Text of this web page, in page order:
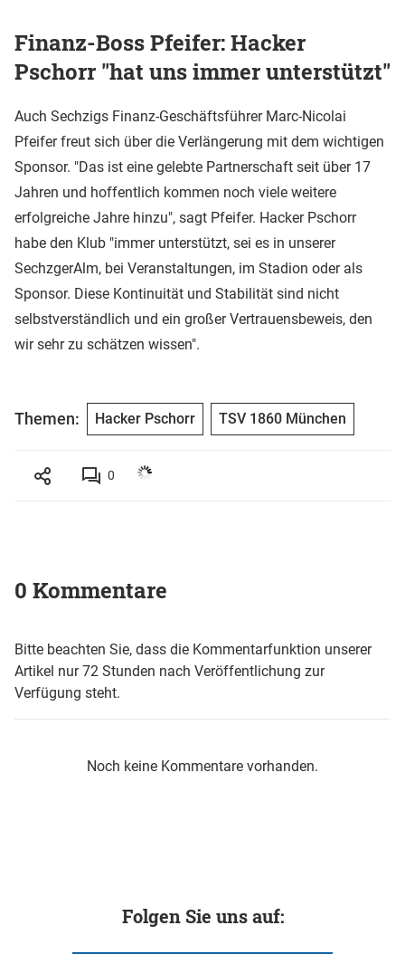
Finanz-Boss Pfeifer: Hacker
Pschorr "hat uns immer unterstützt"
Auch Sechzigs Finanz-Geschäftsführer Marc-Nicolai
Pfeifer freut sich über die Verlängerung mit dem wichtigen
Sponsor. "Das ist eine gelebte Partnerschaft seit über 17
Jahren und hoffentlich kommen noch viele weitere
erfolgreiche Jahre hinzu", sagt Pfeifer. Hacker Pschorr
habe den Klub "immer unterstützt, sei es in unserer
SechzgerAlm, bei Veranstaltungen, im Stadion oder als
Sponsor. Diese Kontinuität und Stabilität sind nicht
selbstverständlich und ein großer Vertrauensbeweis, den
wir sehr zu schätzen wissen".
Themen: Hacker Pschorr TSV 1860 München
0
0 Kommentare
Bitte beachten Sie, dass die Kommentarfunktion unserer
Artikel nur 72 Stunden nach Veröffentlichung zur
Verfügung steht.
Noch keine Kommentare vorhanden.
Folgen Sie uns auf: